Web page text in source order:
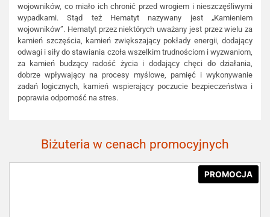
wojowników, co miało ich chronić przed wrogiem i nieszczęśliwymi
wypadkami. Stąd też Hematyt nazywany jest „Kamieniem
wojowników”. Hematyt przez niektórych uważany jest przez wielu za
kamień szczęścia, kamień zwiększający pokłady energii, dodający
odwagi i siły do stawiania czoła wszelkim trudnościom i wyzwaniom,
za kamień budzący radość życia i dodający chęci do działania,
dobrze wpływający na procesy myślowe, pamięć i wykonywanie
zadań logicznych, kamień wspierający poczucie bezpieczeństwa i
poprawia odporność na stres.
Biżuteria w cenach promocyjnych
PROMOCJA